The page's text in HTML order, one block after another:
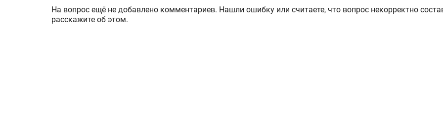
На вопрос ещё не добавлено комментариев. Нашли ошибку или считаете, что вопрос некорректно
расскажите об этом.